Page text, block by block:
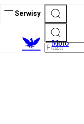
Serwisy
Moto